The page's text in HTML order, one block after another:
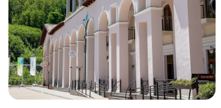
Отель 28
Роза Хутор • современный и доступный вариант
2 ночи в июне от 10 700 ₽